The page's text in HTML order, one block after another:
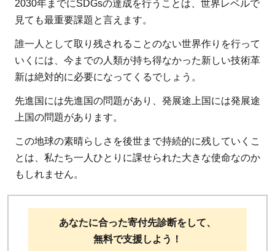
2030年までにSDGsの達成を行うことは、世界レベルで
見ても最重要課題と言えます。
誰一人として取り残されることのない世界作りを行って
いくには、今までの人類が持ち得なかった新しい技術革
新は絶対的に必要になってくるでしょう。
先進国には先進国の問題があり、発展途上国には発展途
上国の問題があります。
この地球の素晴らしさを後世まで持続的に残していくこ
とは、私たち一人ひとりに課せられた大きな使命なのか
もしれません。
あなたに合った寄付先診断をして、
無料で支援しよう！